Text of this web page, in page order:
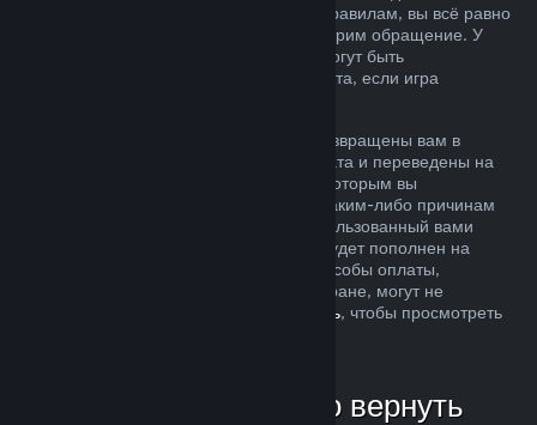
ситуация не соответствует описанным правилам, вы всё равно
можете запросить возврат, и мы рассмотрим обращение. У
пользователей из некоторых регионов могут быть
дополнительные права на запрос возврата, если игра
Средства за покупку будут полностью возвращены вам в
течение недели после одобрения возврата и переведены на
кошелек Steam или тот способ оплаты, которым вы
воспользовались при покупке. Если по каким-либо причинам
Steam не сможет вернуть деньги на использованный вами
способ оплаты, то ваш кошелек Steam будет пополнен на
соответствующую сумму (некоторые способы оплаты,
доступные в магазине Steam в вашей стране, могут не
нажмите здесь, чтобы просмотреть
В каких случаях можно вернуть